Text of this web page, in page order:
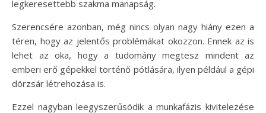
legkeresettebb szakma manapság.
Szerencsére azonban, még nincs olyan nagy hiány ezen a
téren, hogy az jelentős problémákat okozzon. Ennek az is
lehet az oka, hogy a tudomány megtesz mindent az
emberi erő gépekkel történő pótlására, ilyen például a gépi
dörzsár létrehozása is.
Ezzel nagyban leegyszerűsödik a munkafázis kivitelezése